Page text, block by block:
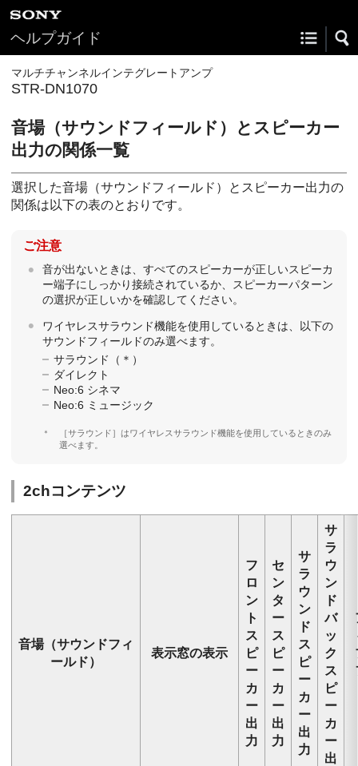
ヘルプガイド
マルチチャンネルインテグレートアンプ
STR-DN1070
音場（サウンドフィールド）とスピーカー
出力の関係一覧
選択した音場（サウンドフィールド）とスピーカー出力の
関係は以下の表のとおりです。
ご注意
音が出ないときは、すぺてのスピーカーが正しいスピーカ
ー端子にしっかり接続されているか、スピーカーパターン
の選択が正しいかを確認してください。
ワイヤレスサラウンド機能を使用しているときは、以下の
サウンドフィールドのみ選べます。
サラウンド
（＊）
ダイレクト
Neo:6 シネマ
Neo:6 ミュージック
＊ ［サラウンド］はワイヤレスサラウンド機能を使用しているときのみ
選べます。
2chコンテンツ
音場（サウンドフィ
ールド）
表示窓の表示
フ
ロ
ン
ト
ス
ピ
ー
カ
ー
出
力
セ
ン
タ
ー
ス
ピ
ー
カ
ー
出
力
サ
ラ
ウ
ン
ド
ス
ピ
ー
カ
ー
出
力
サ
ラ
ウ
ン
ド
バ
ッ
ク
ス
ピ
ー
カ
ー
出